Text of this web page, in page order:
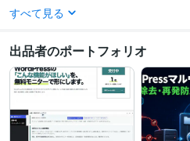
すべて見る
出品者のポートフォリオ